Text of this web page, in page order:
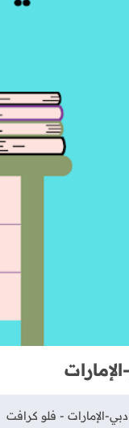
وظائف
الإمارات - فلو كرافت